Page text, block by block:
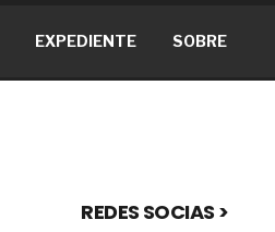
EXPEDIENTE SOBRE
REDES SOCIAS >